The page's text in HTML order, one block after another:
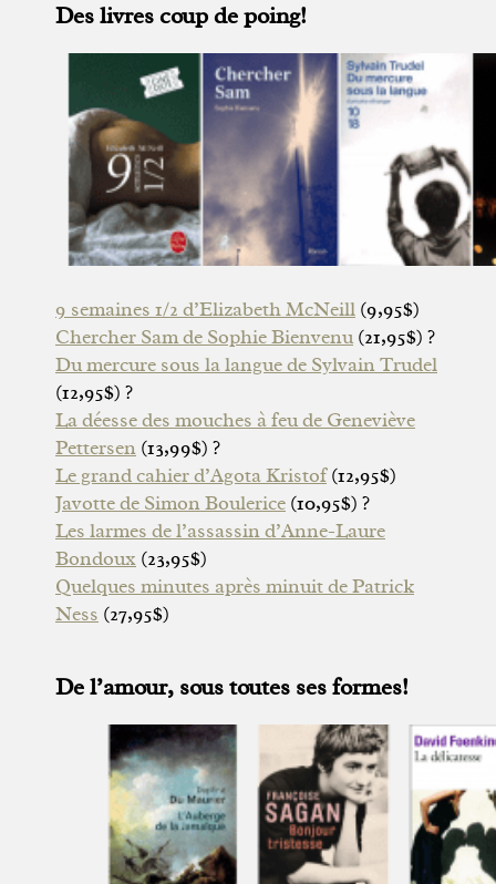
Des livres coup de poing!
9 semaines 1/2 d’Elizabeth McNeill (9,95$)
Chercher Sam de Sophie Bienvenu (21,95$) ?
Du mercure sous la langue de Sylvain Trudel
(12,95$) ?
La déesse des mouches à feu de Geneviève
Pettersen (13,99$) ?
Le grand cahier d’Agota Kristof(12,95$)
Javotte de Simon Boulerice (10,95$) ?
Les larmes de l’assassin d’Anne-Laure
Bondoux (23,95$)
Quelques minutes après minuit de Patrick
Ness (27,95$)
De l’amour, sous toutes ses formes!